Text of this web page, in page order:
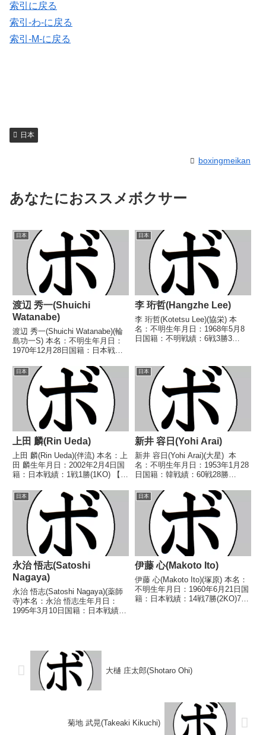
索引に戻る
索引-わ-に戻る
索引-M-に戻る
日本
boxingmeikan
あなたにおススメボクサー
日本
渡辺 秀一(Shuichi
Watanabe)
渡辺 秀一(Shuichi Watanabe)(輪
島功一S) 本名：不明生年月日：
1970年12月28日国籍：日本戦
タイトル】なし 【戦歴】
1992/04/10 ○4R判定 2-0(38-
38、39-...
日本
李 珩哲(Hangzhe Lee)
李 珩哲(Kotetsu Lee)(協栄) 本
名：不明生年月日：1968年5月8
日国籍：不明戦績：6戦3勝3
不明) 吉岡 達人(花形)■1989年度
東日本バンタム級新...
日本
上田 麟(Rin Ueda)
上田 麟(Rin Ueda)(伴流) 本名：上
田 麟生年月日：2002年2月4日国
籍：日本戦績：1戦1勝(1KO) 【獲
2026/03/27 ○2RTKO 西別府
陽太(パンチアウト) 【補足情
報】・東京都江東区出...
日本
新井 容日(Yohi Arai)
新井 容日(Yohi Arai)(大星) 本
名：不明生年月日：1953年1月28
日国籍：韓戦績：60戦28勝
ル】1972年度西日本スーパーラ
イト級新人王第13代日本スーパ
ーウェルター級王座 【戦歴】...
日本
永治 悟志(Satoshi
Nagaya)
永治 悟志(Satoshi Nagaya)(薬師
寺)本名：永治 悟志生年月日：
1995年3月10日国籍：日本戦績：
ミ)2019/03/...
日本
伊藤 心(Makoto Ito)
伊藤 心(Makoto Ito)(塚原) 本名：
不明生年月日：1960年6月21日国
籍：日本戦績：14戦7勝(2KO)7
大樋 庄太郎(Shotaro Ohi)
菊地 武晃(Takeaki Kikuchi)